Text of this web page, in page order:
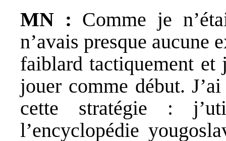
MN : Comme je
n’avais presque aucune
faiblard tactiquement et
jouer comme début.
cette stratégie :
l’encyclopédie